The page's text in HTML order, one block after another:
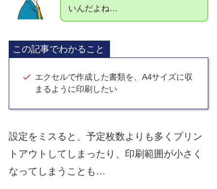
いんだよね…
この記事でわかること
エクセルで作成した書類を、A4サイズに収
まるように印刷したい
設定をミスると、予定枚数よりも多くプリン
トアウトしてしまったり、印刷範囲が小さく
なってしまうことも…